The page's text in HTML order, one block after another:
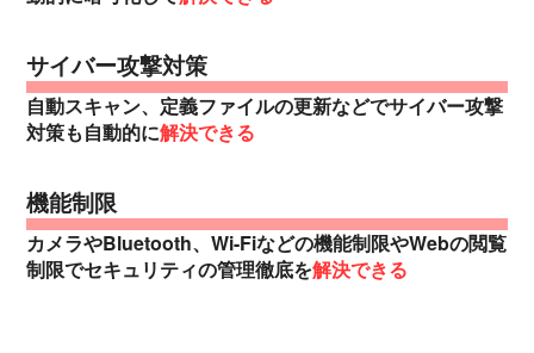
サイバー攻撃対策
自動スキャン、定義ファイルの更新などでサイバー攻撃
対策も自動的に解決できる
機能制限
カメラやBluetooth、Wi-Fiなどの機能制限やWebの閲覧
制限でセキュリティの管理徹底を解決できる